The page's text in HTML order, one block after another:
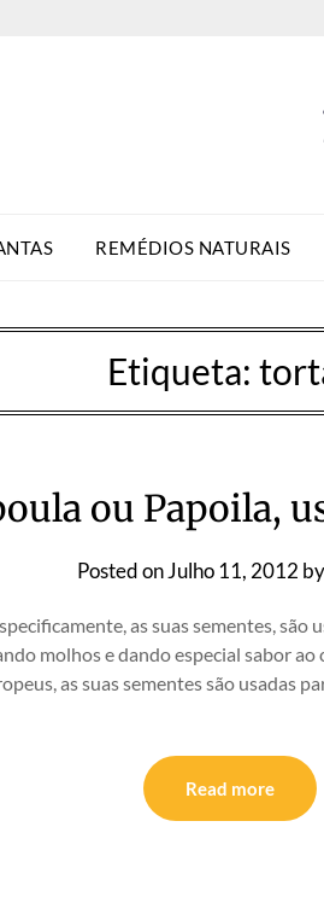
REMÉDIOS NATURAIS
Etiqueta:
ou Papoila,
Posted onJulho 11, 2012 by
as suas sementes, são
molhos e dando especial sabor ao
as suas sementes são usadas
Read more